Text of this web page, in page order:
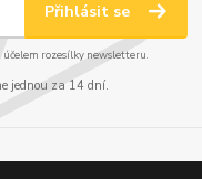
Přihlásit se
rozesílky newsletteru.
jednou za 14 dní.